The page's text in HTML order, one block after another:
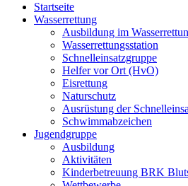
Startseite
Wasserrettung
Ausbildung im
Wasserrettungsstation
Schnelleinsatzgruppe
Helfer vor Ort (HvO)
Eisrettung
Naturschutz
Ausrüstung der
Schwimmabzeichen
Jugendgruppe
Ausbildung
Aktivitäten
Kinderbetreuung BRK